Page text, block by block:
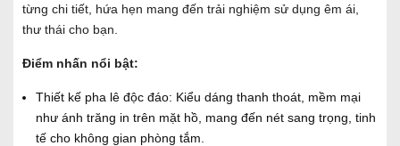
từng chi tiết, hứa hẹn mang đến trải nghiệm sử dụng êm ái,
thư thái cho bạn.
Điểm nhấn nổi bật:
Thiết kế pha lê độc đáo: Kiểu dáng thanh thoát, mềm mại
như ánh trăng in trên mặt hồ, mang đến nét sang trọng, tinh
tế cho không gian phòng tắm.